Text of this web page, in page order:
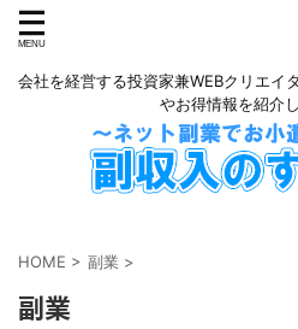
会社を経営する投資家兼WEBクリエイ
やお得情報を紹介
HOME > 副業 >
副業